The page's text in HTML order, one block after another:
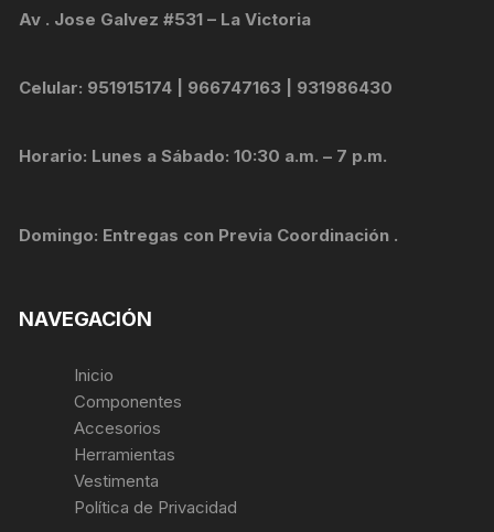
Av . Jose Galvez #531 – La Victoria
Celular: 951915174 | 966747163 | 931986430
Horario: Lunes a Sábado: 10:30 a.m. – 7 p.m.
Domingo: Entregas con Previa Coordinación .
NAVEGACIÓN
Inicio
Componentes
Accesorios
Herramientas
Vestimenta
Política de Privacidad